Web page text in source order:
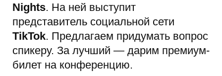
Nights. На ней выступит
представитель социальной сети
TikTok. Предлагаем придумать вопрос
спикеру. За лучший — дарим премиум-
билет на конференцию.